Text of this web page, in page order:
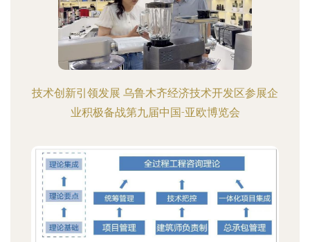
技术创新引领发展 乌鲁木齐经济技术开发区参展企
业积极备战第九届中国-亚欧博览会